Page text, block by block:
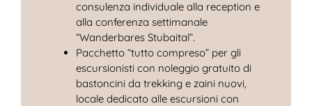
consulenza individuale alla reception e
alla conferenza settimanale
“Wanderbares Stubaital”.
Pacchetto “tutto compreso” per gli
escursionisti con noleggio gratuito di
bastoncini da trekking e zaini nuovi,
locale dedicato alle escursioni con